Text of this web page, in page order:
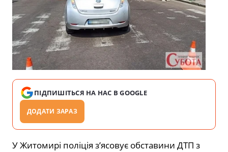
ПІДПИШІТЬСЯ НА НАС В GOOGLE
ДОДАТИ ЗАРАЗ
У Житомирі поліція з’ясовує обставини ДТП з